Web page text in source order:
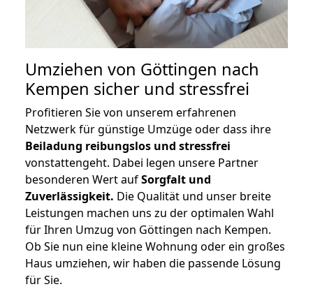
Umziehen von Göttingen nach
Kempen sicher und stressfrei
Profitieren Sie von unserem erfahrenen
Netzwerk für günstige Umzüge oder dass ihre
Beiladung reibungslos und stressfrei
vonstattengeht. Dabei legen unsere Partner
besonderen Wert aufSorgfalt und
Zuverlässigkeit. Die Qualität und unser breite
Leistungen machen uns zu der optimalen Wahl
für Ihren Umzug von Göttingen nach Kempen.
Ob Sie nun eine kleine Wohnung oder ein großes
Haus umziehen, wir haben die passende Lösung
für Sie.